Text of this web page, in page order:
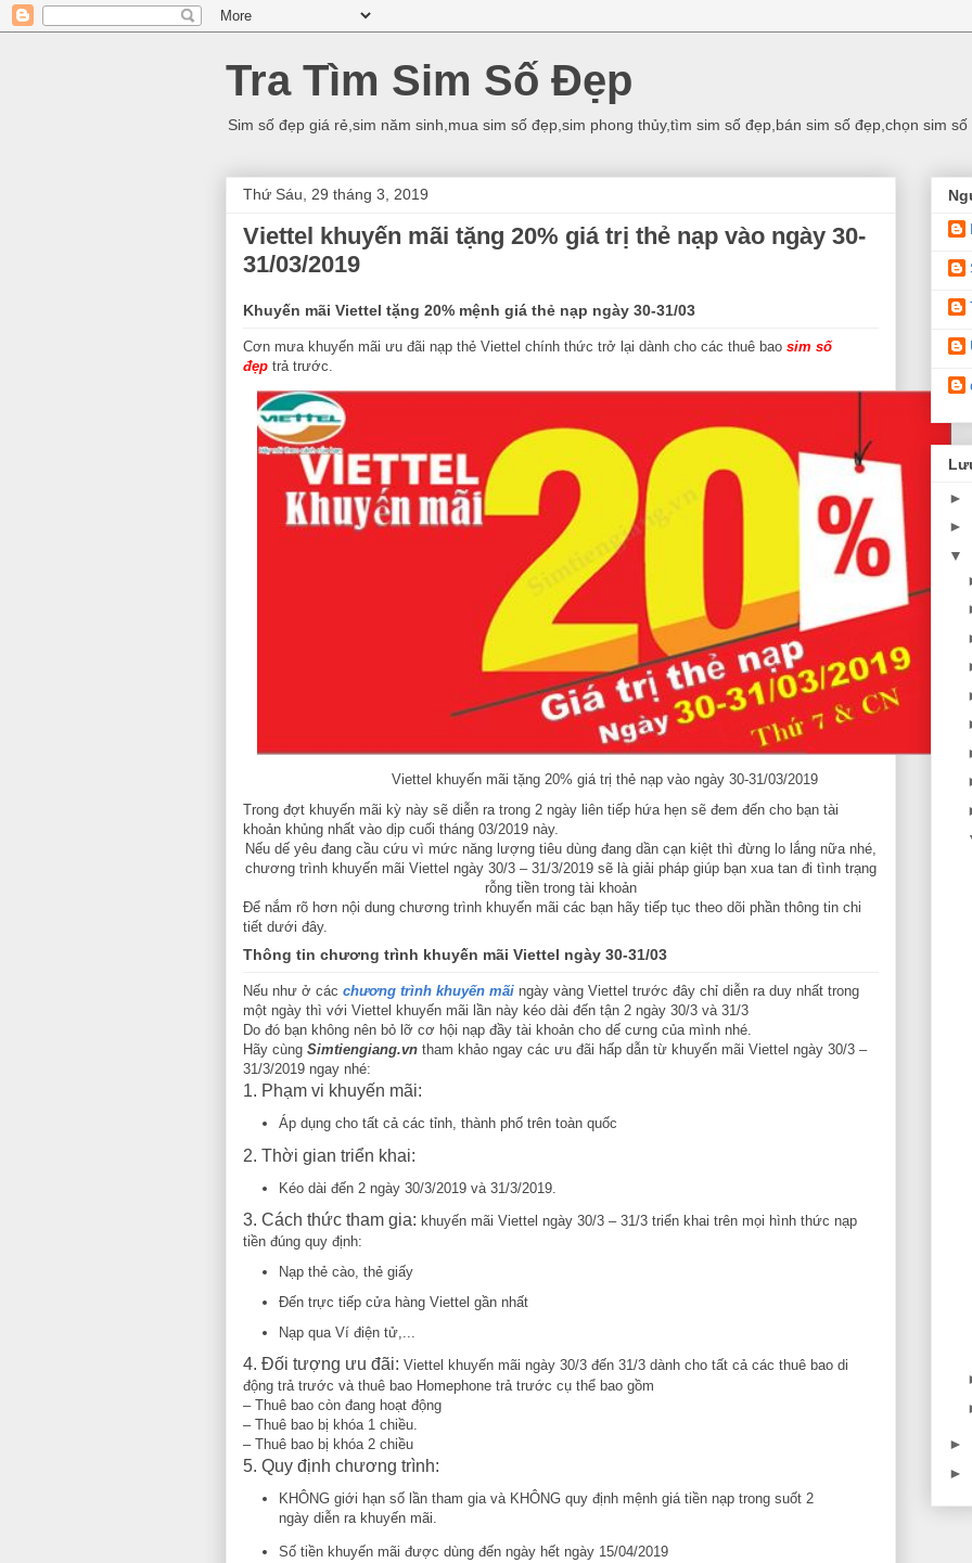
Tra Tìm Sim Số Đẹp
Sim số đẹp giá rẻ,sim năm sinh,mua sim số đẹp,sim phong thủy,tìm sim số đẹp,bán sim số đẹp,chọn sim số
Thứ Sáu, 29 tháng 3, 2019
Viettel khuyến mãi tặng 20% giá trị thẻ nạp vào ngày 30-
31/03/2019
Khuyến mãi Viettel tặng 20% mệnh giá thẻ nạp ngày 30-31/03
Cơn mưa khuyến mãi ưu đãi nạp thẻ Viettel chính thức trở lại dành cho các thuê bao sim số
đẹp trả trước.
Viettel khuyến mãi tặng 20% giá trị thẻ nạp vào ngày 30-31/03/2019
Trong đợt khuyến mãi kỳ này sẽ diễn ra trong 2 ngày liên tiếp hứa hẹn sẽ đem đến cho bạn tài
khoản khủng nhất vào dịp cuối tháng 03/2019 này.
Nếu dế yêu đang cầu cứu vì mức năng lượng tiêu dùng đang dần cạn kiệt thì đừng lo lắng nữa nhé,
chương trình khuyến mãi Viettel ngày 30/3 – 31/3/2019 sẽ là giải pháp giúp bạn xua tan đi tình trạng
rỗng tiền trong tài khoản
Để nắm rõ hơn nội dung chương trình khuyến mãi các bạn hãy tiếp tục theo dõi phần thông tin chi
tiết dưới đây.
Thông tin chương trình khuyến mãi Viettel ngày 30-31/03
Nếu như ở các chương trình khuyến mãi ngày vàng Viettel trước đây chỉ diễn ra duy nhất trong
một ngày thì với Viettel khuyến mãi lần này kéo dài đến tận 2 ngày 30/3 và 31/3
Do đó bạn không nên bỏ lỡ cơ hội nạp đầy tài khoản cho dế cưng của mình nhé.
Hãy cùng Simtiengiang.vn tham khảo ngay các ưu đãi hấp dẫn từ khuyến mãi Viettel ngày 30/3 –
31/3/2019 ngay nhé:
1. Phạm vi khuyến mãi:
Áp dụng cho tất cả các tỉnh, thành phố trên toàn quốc
2. Thời gian triển khai:
Kéo dài đến 2 ngày 30/3/2019 và 31/3/2019.
3. Cách thức tham gia: khuyến mãi Viettel ngày 30/3 – 31/3 triển khai trên mọi hình thức nạp
tiền đúng quy định:
Nạp thẻ cào, thẻ giấy
Đến trực tiếp cửa hàng Viettel gần nhất
Nạp qua Ví điện tử,...
4. Đối tượng ưu đãi: Viettel khuyến mãi ngày 30/3 đến 31/3 dành cho tất cả các thuê bao di
động trả trước và thuê bao Homephone trả trước cụ thể bao gồm
– Thuê bao còn đang hoạt động
– Thuê bao bị khóa 1 chiều.
– Thuê bao bị khóa 2 chiều
5. Quy định chương trình:
KHÔNG giới hạn số lần tham gia và KHÔNG quy định mệnh giá tiền nạp trong suốt 2
ngày diễn ra khuyến mãi.
Số tiền khuyến mãi được dùng đến ngày hết ngày 15/04/2019
►
►
▼
►
►